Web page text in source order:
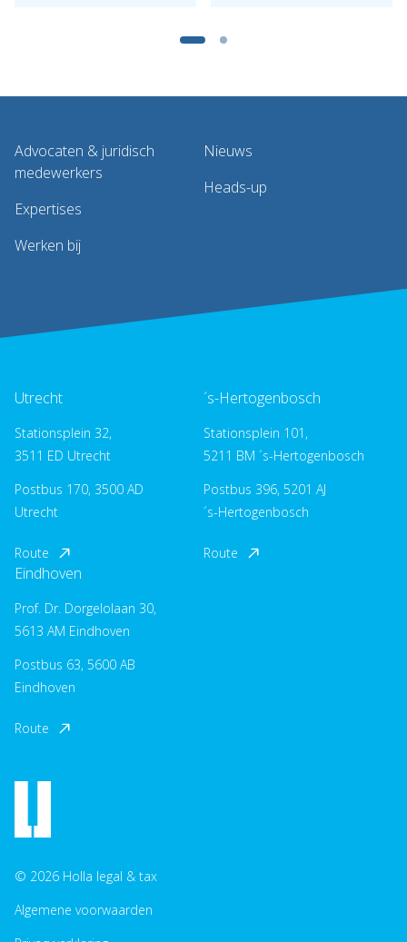
Advocaten & juridisch
medewerkers
Expertises
Werken bij
Nieuws
Heads-up
Utrecht
Stationsplein 32,
3511 ED Utrecht
Postbus 170, 3500 AD
Utrecht
Route
´s-Hertogenbosch
Stationsplein 101,
5211 BM ´s-Hertogenbosch
Postbus 396, 5201 AJ
´s-Hertogenbosch
Route
Eindhoven
Prof. Dr. Dorgelolaan 30,
5613 AM Eindhoven
Postbus 63, 5600 AB
Eindhoven
Route
© 2026 Holla legal & tax
Algemene voorwaarden